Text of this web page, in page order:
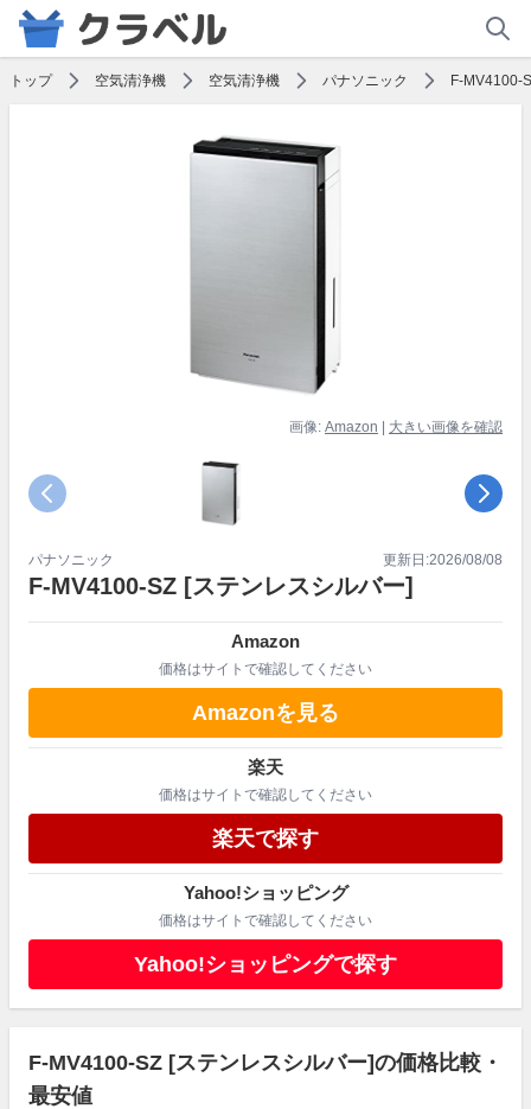
トップ 空気清浄機 空気清浄機 パナソニック F-MV4100-
画像: Amazon 大きい画像を確認
パナソニック
F-MV4100-SZ [ステンレスシルバー]
更新日:2026/08/08
Amazon
価格はサイトで確認してください
Amazonを見る
楽天
価格はサイトで確認してください
楽天で探す
Yahoo!ショッピング
価格はサイトで確認してください
Yahoo!ショッピングで探す
F-MV4100-SZ [ステンレスシルバー]の価格比較・
最安値